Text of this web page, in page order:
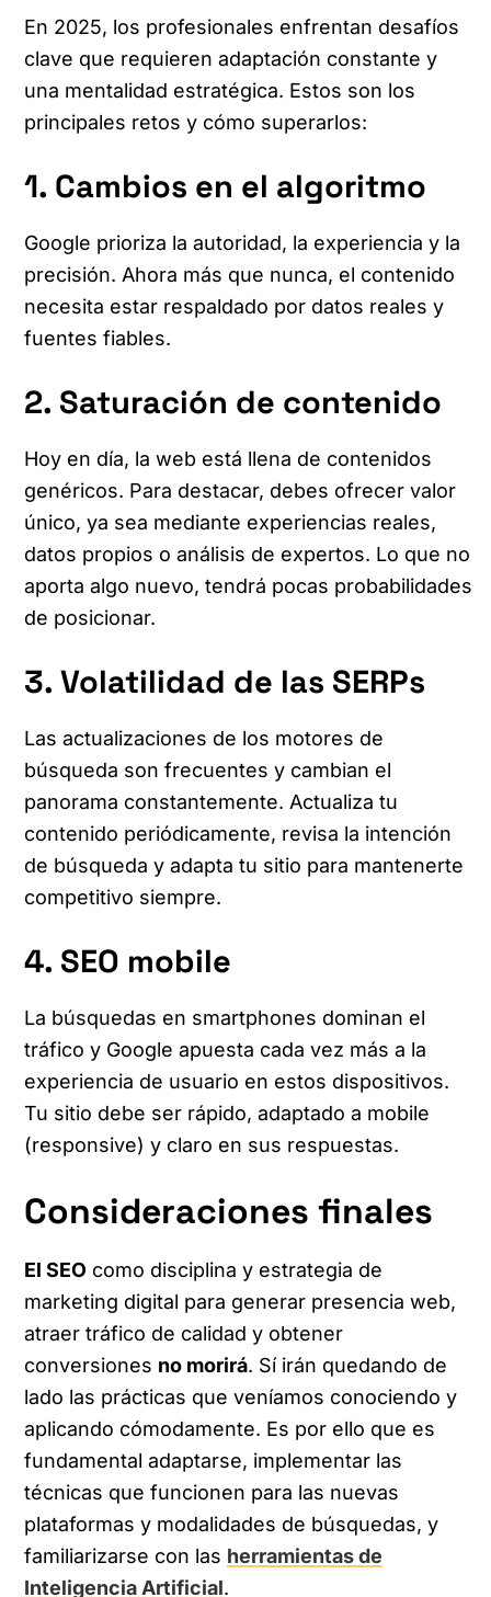
En 2025, los profesionales enfrentan desafíos
clave que requieren adaptación constante y
una mentalidad estratégica. Estos son los
principales retos y cómo superarlos:
1. Cambios en el algoritmo
Google prioriza la autoridad, la experiencia y la
precisión. Ahora más que nunca, el contenido
necesita estar respaldado por datos reales y
fuentes fiables.
2. Saturación de contenido
Hoy en día, la web está llena de contenidos
genéricos. Para destacar, debes ofrecer valor
único, ya sea mediante experiencias reales,
datos propios o análisis de expertos. Lo que no
aporta algo nuevo, tendrá pocas probabilidades
de posicionar.
3. Volatilidad de las SERPs
Las actualizaciones de los motores de
búsqueda son frecuentes y cambian el
panorama constantemente. Actualiza tu
contenido periódicamente, revisa la intención
de búsqueda y adapta tu sitio para mantenerte
competitivo siempre.
4. SEO mobile
La búsquedas en smartphones dominan el
tráfico y Google apuesta cada vez más a la
experiencia de usuario en estos dispositivos.
Tu sitio debe ser rápido, adaptado a mobile
(responsive) y claro en sus respuestas.
Consideraciones finales
El SEO como disciplina y estrategia de
marketing digital para generar presencia web,
atraer tráfico de calidad y obtener
conversiones no morirá. Sí irán quedando de
lado las prácticas que veníamos conociendo y
aplicando cómodamente. Es por ello que es
fundamental adaptarse, implementar las
técnicas que funcionen para las nuevas
plataformas y modalidades de búsquedas, y
familiarizarse con las herramientas de
Inteligencia Artificial.